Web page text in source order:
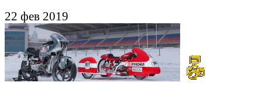
22 фев 2019